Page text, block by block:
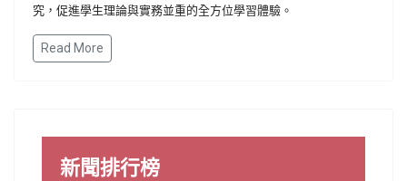
究，促進學生理論與實務並重的全方位學習體驗。
Read More
新聞排行榜